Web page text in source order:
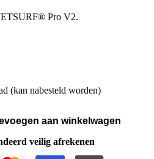
Pro V2.
(kan nabesteld worden)
aan winkelwagen
veilig afrekenen